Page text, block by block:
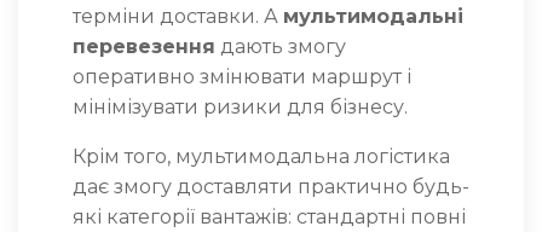
терміни доставки. А мультимодальні
перевезення дають змогу
оперативно змінювати маршрут і
мінімізувати ризики для бізнесу.
Крім того, мультимодальна логістика
дає змогу доставляти практично будь-
які категорії вантажів: стандартні повні